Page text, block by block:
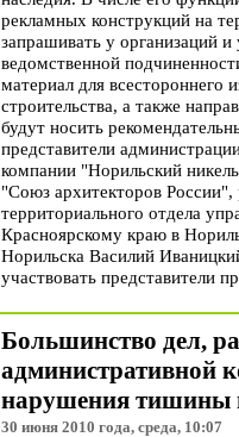
рекламных конструкций на
запрашивать у организаций
ведомственной
материал для всестороннего
строительства, а также
будут носить
представители
компании "Норильский
"Союз архитекторов
территориального отдела
Красноярскому краю в
Норильска Василий
участвовать представители
Большинство дел,
административной
нарушения тишины
30 июня 2010 года, среда, 10:07